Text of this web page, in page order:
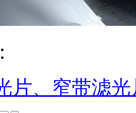
片、窄带滤